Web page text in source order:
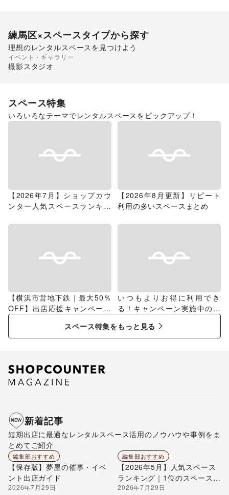
練馬区×スペースタイプから探す
理想のレンタルスペースを見つけよう
ギャラリー・貸し画廊
イベント・ギャラリー
撮影スタジオ
スペース特集
いろいろなテーマでレンタルスペースをピックアップ！
【2026年7月】ショップカウ
ンター人気スペースランキン
【2026年8月更新】リピート
利用の多いスペースまとめ
【横浜市営地下鉄｜最大50％
OFF】出店応援キャンペーン
特集
いつもよりお得に利用でき
る！キャンペーン実施中のス
スペース特集をもっと見る
新着記事
短期出店に最適なレンタルスペース活用のノウハウや事例をま
とめてご紹介
編集部おすすめ
【保存版】夢屋の催事・イベ
ント出店ガイド
2026年7月29日
編集部おすすめ
【2026年5月】人気スペース
ランキング｜1位のスペースを
編集部が解説
2026年7月29日